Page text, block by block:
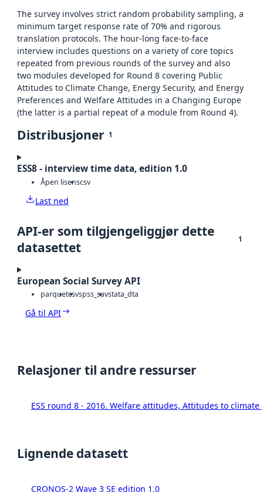
The survey involves strict random probability sampling, a
minimum target response rate of 70% and rigorous
translation protocols. The hour-long face-to-face
interview includes questions on a variety of core topics
repeated from previous rounds of the survey and also
two modules developed for Round 8 covering Public
Attitudes to Climate Change, Energy Security, and Energy
Preferences and Welfare Attitudes in a Changing Europe
(the latter is a partial repeat of a module from Round 4).
Distribusjoner 1
ESS8 - interview time data, edition 1.0
Åpen lisenscsv
Last ned
API-er som tilgjengeliggjør dette
datasettet
1
European Social Survey API
parquetcsvspss_savstata_dta
Gå til API
Relasjoner til andre ressurser
ESS round 8 - 2016. Welfare attitudes, Attitudes to climate
Lignende datasett
CRONOS-2 Wave 3 SE edition 1.0